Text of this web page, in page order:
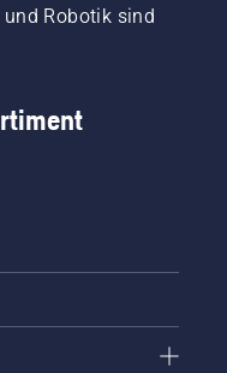
Robotik sind